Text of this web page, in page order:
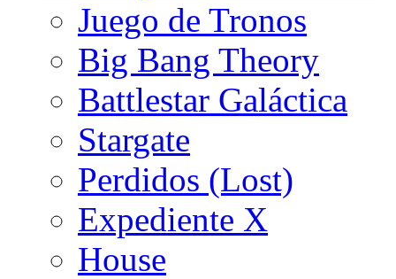
Juego de Tronos
Big Bang Theory
Battlestar Galáctica
Stargate
Perdidos (Lost)
Expediente X
House